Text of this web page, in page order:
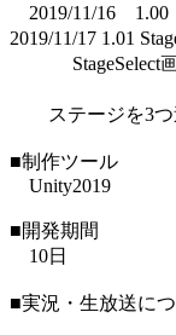
2019/11/16
2019/11/17 1.01
StageSelect画
スクロー
ステージを3つ
■制作ツール
Unity2019
■開発期間
10日
■実況・生放送に